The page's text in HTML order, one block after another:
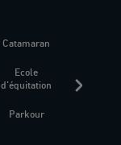
Catamaran
Ecole
d'équitation
Parkour